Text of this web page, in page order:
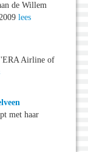
de Willem
lees
Airline of
met haar